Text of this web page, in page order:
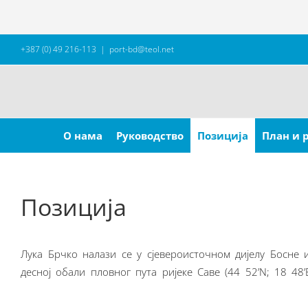
+387 (0) 49 216-113 | port-bd@teol.net
for:
О нама
Руководство Позиција План и
Позиција
Лука Брчко налази се у сјевероисточном дијелу Босне
десној обали пловног пута ријеке Саве (44 52’N; 18